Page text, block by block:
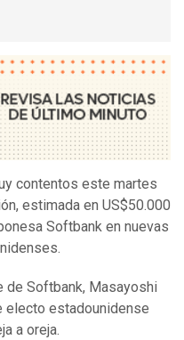
contentos este martes
estimada en US$50.000
Softbank en nuevas
de Softbank, Masayoshi
electo estadounidense
a oreja.